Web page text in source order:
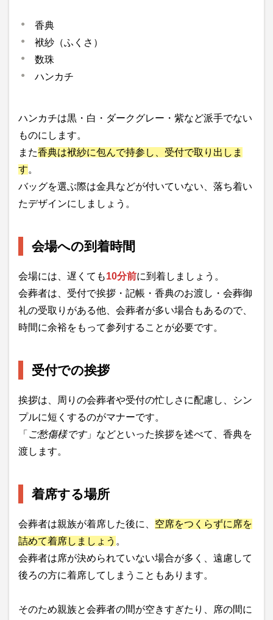
香典
袱紗（ふくさ）
数珠
ハンカチ
ハンカチは黒・白・ダークグレー・紫など派手でない
ものにします。
また香典は袱紗に包んで持参し、受付で取り出しま
す。
バッグを選ぶ際は金具などが付いていない、落ち着い
たデザインにしましょう。
会場への到着時間
会場には、遅くても10分前に到着しましょう。
会葬者は、受付で挨拶・記帳・香典のお渡し・会葬御
礼の受取りがある他、会葬者が多い場合もあるので、
時間に余裕をもって参列することが必要です。
受付での挨拶
挨拶は、周りの会葬者や受付の忙しさに配慮し、シン
プルに短くするのがマナーです。
「 ご愁傷様です」などといった挨拶を述べて、香典を
渡します。
着席する場所
会葬者は親族が着席した後に、 空席をつくらずに席を
詰めて着席しましょう 。
会葬者は席が決められていない場合が多く、遠慮して
後ろの方に着席してしまうこともあります。
そのため親族と会葬者の間が空きすぎたり、席の間に